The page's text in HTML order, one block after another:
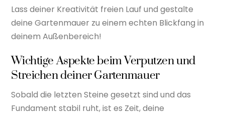
Lass deiner Kreativität freien Lauf und gestalte
deine Gartenmauer zu einem echten Blickfang in
deinem Außenbereich!
Wichtige Aspekte beim Verputzen und
Streichen deiner Gartenmauer
Sobald die letzten Steine gesetzt sind und das
Fundament stabil ruht, ist es Zeit, deine